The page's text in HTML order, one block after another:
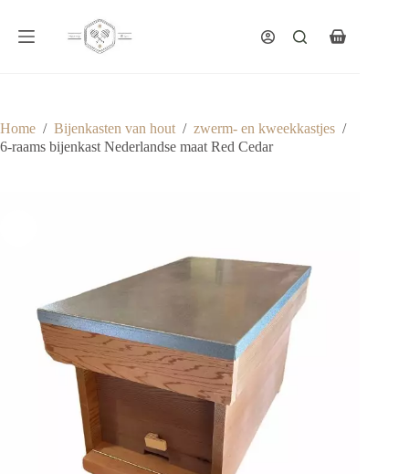
Winkelwagen
Home / Bijenkasten van hout / zwerm- en kweekkastjes /
6-raams bijenkast Nederlandse maat Red Cedar